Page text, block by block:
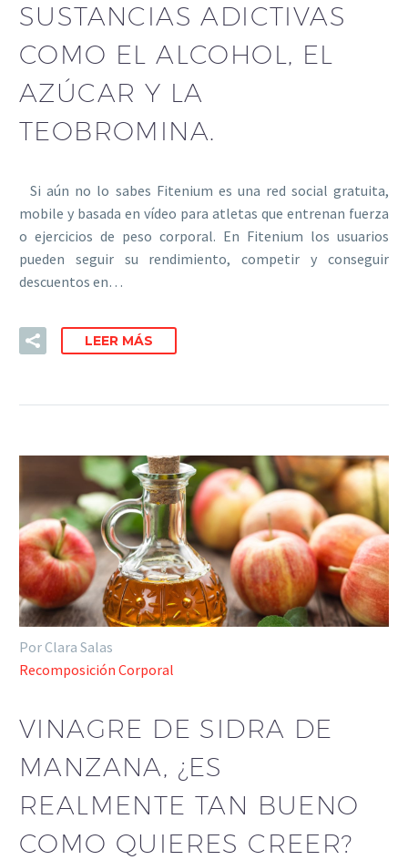
SUSTANCIAS ADICTIVAS
COMO EL ALCOHOL, EL
AZÚCAR Y LA
TEOBROMINA.
Si aún no lo sabes Fitenium es una red social gratuita,
mobile y basada en vídeo para atletas que entrenan fuerza
o ejercicios de peso corporal. En Fitenium los usuarios
pueden seguir su rendimiento, competir y conseguir
descuentos en…
LEER MÁS
Por Clara Salas
Recomposición Corporal
VINAGRE DE SIDRA DE
MANZANA, ¿ES
REALMENTE TAN BUENO
COMO QUIERES CREER?